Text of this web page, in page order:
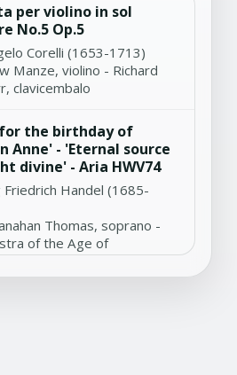
per violino in sol
No.5 Op.5
Corelli (1653-1713)
Manze, violino - Richard
clavicembalo
the birthday of
Anne' - 'Eternal source
divine' - Aria HWV74
Friedrich Handel (1685-
Thomas, soprano -
of the Age of
- Harry
direttore